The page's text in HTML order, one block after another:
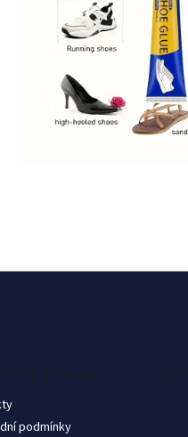
pro vás
podmínky